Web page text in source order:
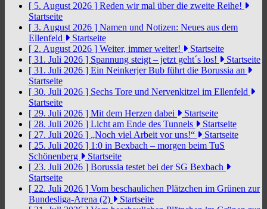
[ 5. August 2026 ] Reden wir mal über die zweite Reihe!
Startseite
[ 3. August 2026 ] Namen und Notizen: Neues aus dem
Ellenfeld
Startseite
[ 2. August 2026 ] Weiter, immer weiter!
Startseite
[ 31. Juli 2026 ] Spannung steigt – jetzt geht´s los!
Startseite
[ 31. Juli 2026 ] Ein Neinkerjer Bub führt die Borussia an
Startseite
[ 30. Juli 2026 ] Sechs Tore und Nervenkitzel im Ellenfeld
Startseite
[ 29. Juli 2026 ] Mit dem Herzen dabei
Startseite
[ 28. Juli 2026 ] Licht am Ende des Tunnels
Startseite
[ 27. Juli 2026 ] „Noch viel Arbeit vor uns!“
Startseite
[ 25. Juli 2026 ] 1:0 in Bexbach – morgen beim TuS
Schönenberg
Startseite
[ 23. Juli 2026 ] Borussia testet bei der SG Bexbach
Startseite
[ 22. Juli 2026 ] Vom beschaulichen Plätzchen im Grünen zur
Bundesliga-Arena (2)
Startseite